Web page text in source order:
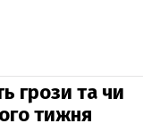
грози та чи
тижня